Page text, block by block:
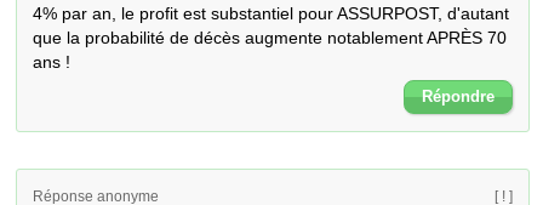
4% par an, le profit est substantiel pour ASSURPOST, d'autant
que la probabilité de décès augmente notablement APRÈS 70
ans !
Répondre
Réponse anonyme
[ ! ]